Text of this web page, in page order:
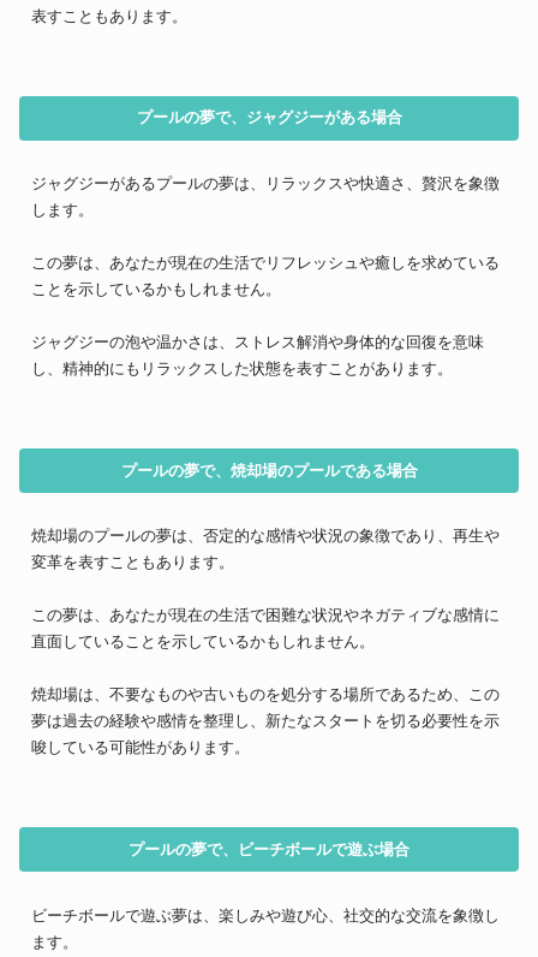
表すこともあります。
プールの夢で、ジャグジーがある場合
ジャグジーがあるプールの夢は、リラックスや快適さ、贅沢を象徴
します。
この夢は、あなたが現在の生活でリフレッシュや癒しを求めている
ことを示しているかもしれません。
ジャグジーの泡や温かさは、ストレス解消や身体的な回復を意味
し、精神的にもリラックスした状態を表すことがあります。
プールの夢で、焼却場のプールである場合
焼却場のプールの夢は、否定的な感情や状況の象徴であり、再生や
変革を表すこともあります。
この夢は、あなたが現在の生活で困難な状況やネガティブな感情に
直面していることを示しているかもしれません。
焼却場は、不要なものや古いものを処分する場所であるため、この
夢は過去の経験や感情を整理し、新たなスタートを切る必要性を示
唆している可能性があります。
プールの夢で、ビーチボールで遊ぶ場合
ビーチボールで遊ぶ夢は、楽しみや遊び心、社交的な交流を象徴し
ます。